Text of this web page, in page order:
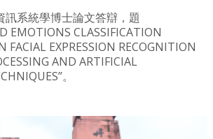
訊系統學博士論文答辯，題
EMOTIONS CLASSIFICATION
FACIAL EXPRESSION RECOGNITION
AND ARTIFICIAL
。